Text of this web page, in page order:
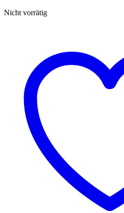
Nicht vorrätig